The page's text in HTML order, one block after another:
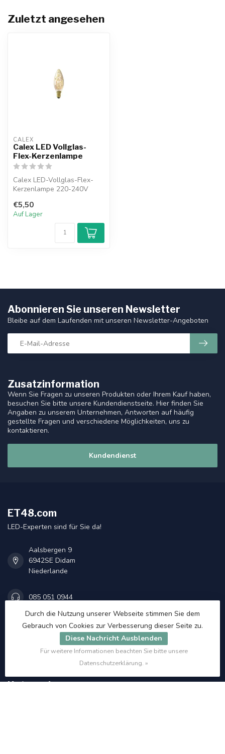
Zuletzt angesehen
CALEX
Calex LED Vollglas-
Flex-Kerzenlampe
Calex LED-Vollglas-Flex-
Kerzenlampe 220-240V
2100K Dimm...
€5,50
Auf Lager
Zusatzinformation
Wenn Sie Fragen zu unseren Produkten oder Ihrem Kauf haben,
besuchen Sie bitte unsere Kundendienstseite. Hier finden Sie
Angaben zu unserem Unternehmen, Antworten auf häufig
gestellte Fragen und verschiedene Möglichkeiten, uns zu
kontaktieren.
Kundendienst
Abonnieren Sie unseren Newsletter
Bleibe auf dem Laufenden mit unseren Newsletter-Angeboten
ET48.com
LED-Experten sind für Sie da!
Aalsbergen 9
6942SE Didam
Niederlande
085 051 0944
info@et48.com
Register NR:
78081246
NL861258113.B01
Kategorien
Durch die Nutzung unserer Webseite stimmen Sie dem
Gebrauch von Cookies zur Verbesserung dieser Seite zu.
Diese Nachricht Ausblenden
Für weitere Informationen beachten Sie bitte unsere
Datenschutzerklärung. »